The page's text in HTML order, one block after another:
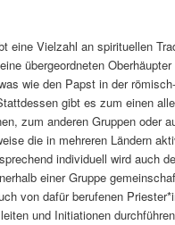
eine Vielzahl an spirituellen
übergeordneten Oberhäupter
wie den Papst in der römisch-
gibt es zum einen
zum anderen Gruppen oder
die in mehreren Ländern
individuell wird auch
einer Gruppe
von dafür berufenen
und Initiationen